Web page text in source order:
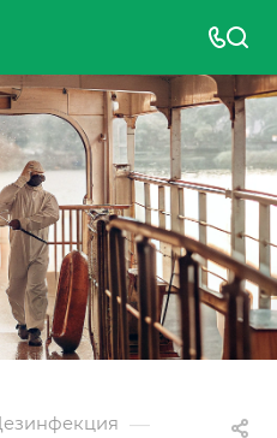
—